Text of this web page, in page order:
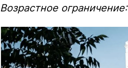
Возрастное